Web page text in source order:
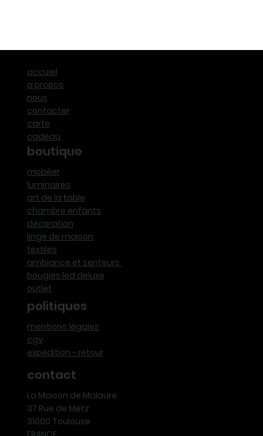
accueil
a propos
nous
contacter
carte
cadeau
boutique
mobilier
luminaires
art de la table
chambre enfants
décoration
linge de maison
textiles
ambiance et senteurs
bougies led deluxe
outlet
politiques
mentions légales
cgv
expédition - retour
contact
La Maison de Malaure
37 Rue de Metz
31000 Toulouse